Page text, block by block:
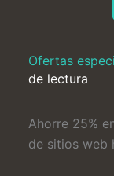
Ofertas
de lectura
Ahorre 25%
de sitios web